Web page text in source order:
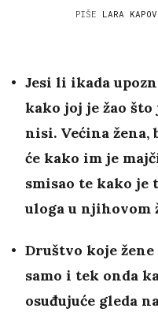
PIŠE LARA
Jesi li ikada
kako joj je žao
nisi. Većina žena,
će kako im je
smisao te kako je
uloga u njihovom
Društvo koje
samo i tek onda
osuđujuće gleda